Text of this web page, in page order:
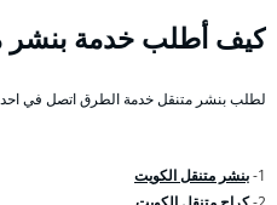
كيف أطلب خدمة بنشر
لطلب بنشر متنقل خدمة الطرق اتصل في
1- بنشر متنقل الكويت